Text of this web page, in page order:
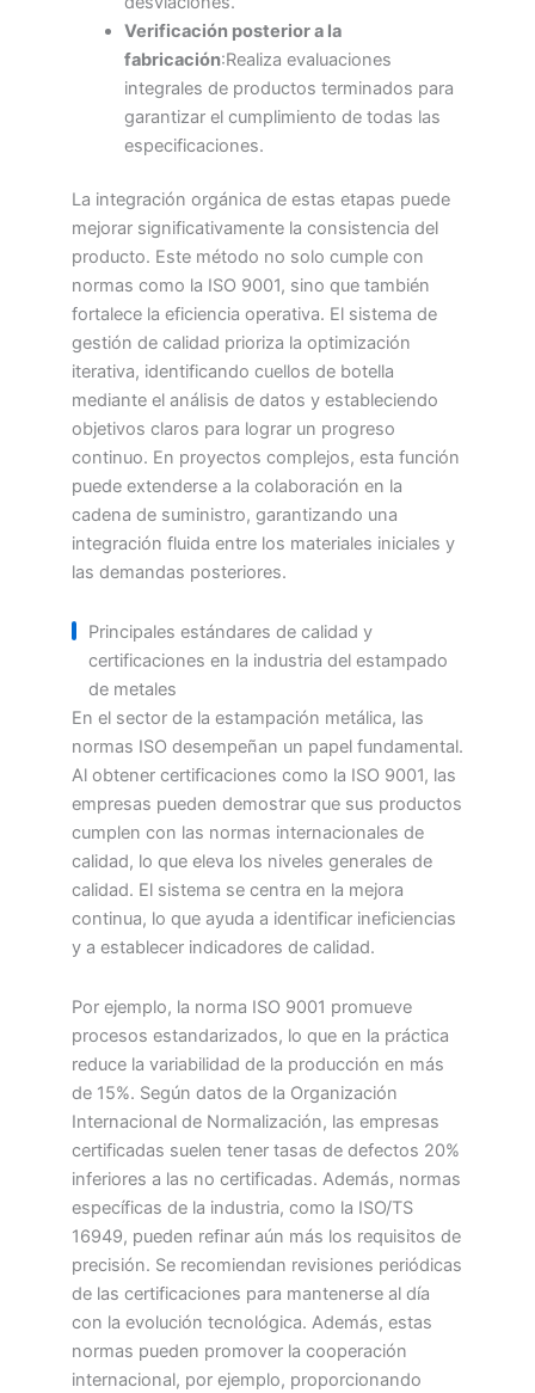
Verificación posterior a la
fabricación:Realiza evaluaciones
integrales de productos terminados para
garantizar el cumplimiento de todas las
especificaciones.
La integración orgánica de estas etapas puede
mejorar significativamente la consistencia del
producto. Este método no solo cumple con
normas como la ISO 9001, sino que también
fortalece la eficiencia operativa. El sistema de
gestión de calidad prioriza la optimización
iterativa, identificando cuellos de botella
mediante el análisis de datos y estableciendo
objetivos claros para lograr un progreso
continuo. En proyectos complejos, esta función
puede extenderse a la colaboración en la
cadena de suministro, garantizando una
integración fluida entre los materiales iniciales y
las demandas posteriores.
Principales estándares de calidad y
certificaciones en la industria del estampado
de metales
En el sector de la estampación metálica, las
normas ISO desempeñan un papel fundamental.
Al obtener certificaciones como la ISO 9001, las
empresas pueden demostrar que sus productos
cumplen con las normas internacionales de
calidad, lo que eleva los niveles generales de
calidad. El sistema se centra en la mejora
continua, lo que ayuda a identificar ineficiencias
y a establecer indicadores de calidad.
Por ejemplo, la norma ISO 9001 promueve
procesos estandarizados, lo que en la práctica
reduce la variabilidad de la producción en más
de 15%. Según datos de la Organización
Internacional de Normalización, las empresas
certificadas suelen tener tasas de defectos 20%
inferiores a las no certificadas. Además, normas
específicas de la industria, como la ISO/TS
16949, pueden refinar aún más los requisitos de
precisión. Se recomiendan revisiones periódicas
de las certificaciones para mantenerse al día
con la evolución tecnológica. Además, estas
normas pueden promover la cooperación
internacional, por ejemplo, proporcionando